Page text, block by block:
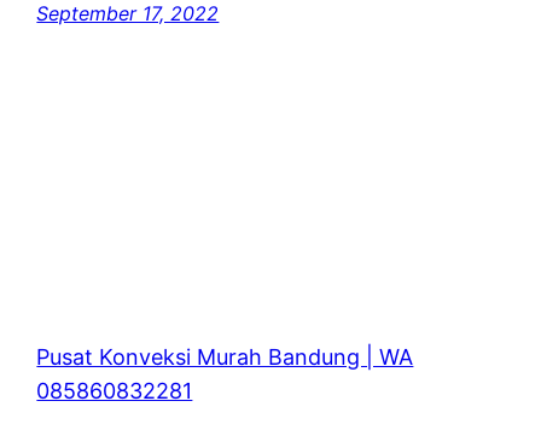
September 17, 2022
Pusat Konveksi Murah Bandung | WA
085860832281